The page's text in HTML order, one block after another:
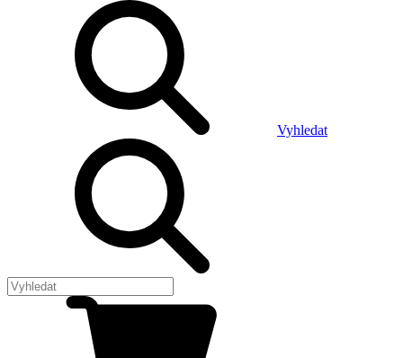
Vyhledat